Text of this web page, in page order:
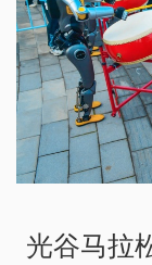
光谷马拉